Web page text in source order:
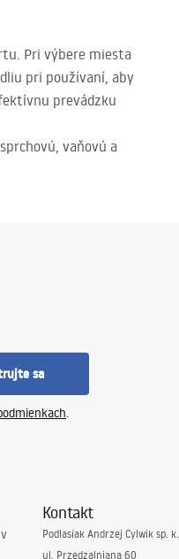
Pri výbere miesta
pri používaní, aby
prevádzku
vaňovú a
sa
.
Kontakt
Podlasiak Andrzej Cylwik sp. k.
ul. Przędzalniana 60